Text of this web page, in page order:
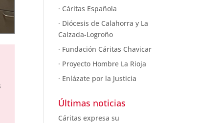
· Cáritas Española
· Diócesis de Calahorra y La
Calzada-Logroño
· Fundación Cáritas Chavicar
· Proyecto Hombre La Rioja
· Enlázate por la Justicia
Últimas noticias
Cáritas expresa su